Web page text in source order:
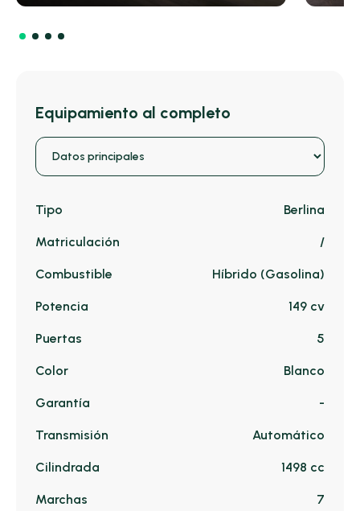
Equipamiento al completo
Tipo Berlina
Matriculación /
Combustible Híbrido (Gasolina)
Potencia 149 cv
Puertas 5
Color Blanco
Garantía -
Transmisión Automático
Cilindrada 1498 cc
Marchas 7